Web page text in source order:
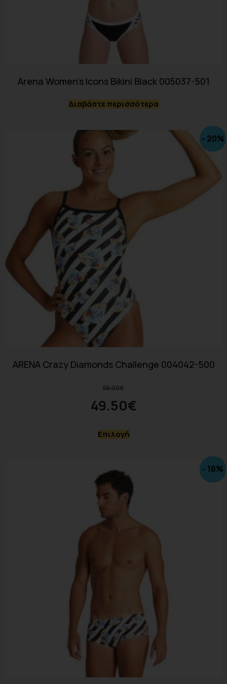
Arena Women’s Icons Bikini Black 005037-501
Διαβάστε περισσότερα
- 20%
ARENA Crazy Diamonds Challenge 004042-500
55.00€
49.50€
Επιλογή
- 18%